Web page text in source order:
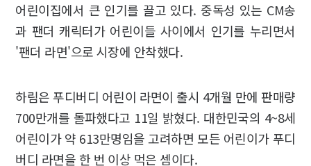
어린이집에서 큰 인기를 끌고 있다. 중독성 있는 CM송
과 팬더 캐릭터가 어린이들 사이에서 인기를 누리면서
'팬더 라면'으로 시장에 안착했다.
하림은 푸디버디 어린이 라면이 출시 4개월 만에 판매량
700만개를 돌파했다고 11일 밝혔다. 대한민국의 4~8세
어린이가 약 613만명임을 고려하면 모든 어린이가 푸디
버디 라면을 한 번 이상 먹은 셈이다.